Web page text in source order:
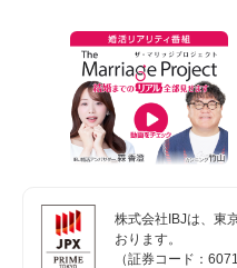
株式会社IBJは、東
おります。
（証券コード：6071